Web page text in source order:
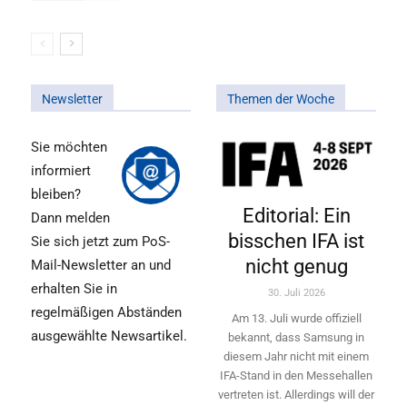
Newsletter
Sie möchten
informiert
bleiben?
Dann melden
Sie sich jetzt zum PoS-
Mail-Newsletter an und
erhalten Sie in
regelmäßigen Abständen
ausgewählte Newsartikel.
Themen der Woche
Editorial: Ein
bisschen IFA ist
nicht genug
30. Juli 2026
Am 13. Juli wurde offiziell
bekannt, dass Samsung in
diesem Jahr nicht mit einem
IFA-Stand in den Messehallen
vertreten ist. Allerdings will ­der